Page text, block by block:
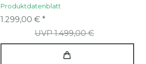
Produktdatenblatt
UVP 1.499,00 €
1.299,00 € *